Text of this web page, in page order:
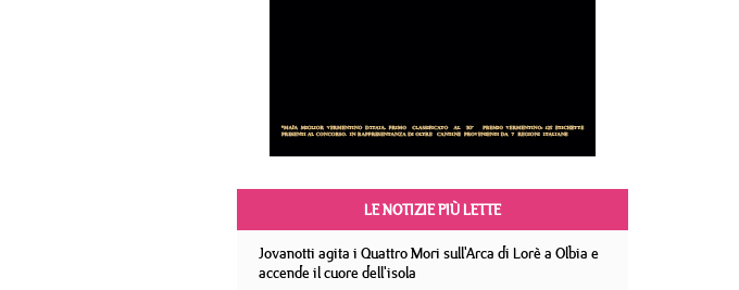
LE NOTIZIE PIÙ LETTE
Jovanotti agita i Quattro Mori sull'Arca di Lorè a Olbia e
accende il cuore dell'isola